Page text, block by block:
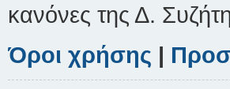
κανόνες της Δ.
Όροι χρήσης |